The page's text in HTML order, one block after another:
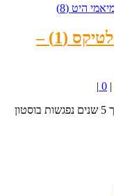
פלייאוף פריוויו 2024: בוסטון סלטיקס (1) –
|
0
|
ושוב איתכם ושוב איתכם: בפעם הרביעית בתוך 5 שנים נפגשות בוסטון